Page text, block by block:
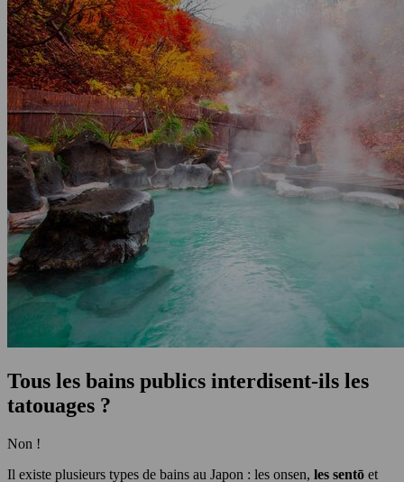
Tous les bains publics interdisent-ils les
tatouages ?
Non !
Il existe plusieurs types de bains au Japon : les onsen, les sentō et